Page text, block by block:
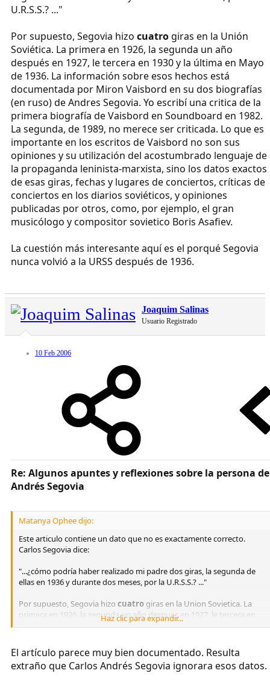
U.R.S.S.? ..."
Por supuesto, Segovia hizo cuatro giras en la Unión
Soviética. La primera en 1926, la segunda un año
después en 1927, le tercera en 1930 y la última en Mayo
de 1936. La información sobre esos hechos está
documentada por Miron Vaisbord en su dos biografías
(en ruso) de Andres Segovia. Yo escribí una critica de la
primera biografía de Vaisbord en Soundboard en 1982.
La segunda, de 1989, no merece ser criticada. Lo que es
importante en los escritos de Vaisbord no son sus
opiniones y su utilización del acostumbrado lenguaje de
la propaganda leninista-marxista, sino los datos exactos
de esas giras, fechas y lugares de conciertos, críticas de
conciertos en los diarios soviéticos, y opiniones
publicadas por otros, como, por ejemplo, el gran
musicólogo y compositor sovietico Boris Asafiev.
La cuestión más interesante aquí es el porqué Segovia
nunca volvió a la URSS después de 1936.
Joaquim Salinas
Usuario Registrado
10 Feb 2006
Re: Algunos apuntes y reflexiones sobre la persona de
Andrés Segovia
Matanya Ophee dijo:
Este articulo contiene un dato que no es exactamente correcto.
Carlos Segovia dice:
"...¿cómo podría haber realizado mi padre dos giras, la segunda de
ellas en 1936 y durante dos meses, por la U.R.S.S.? ..."
Por supuesto, Segovia hizo cuatro giras en la Union Sovietica. La
primera en 1926, la segunda un año despues en 1927, le tercera en
1930 y la ultima en Mayo de 1936.
a la URSS despues de 1936.
Haz clic para expandir...
El artículo parece muy bien documentado. Resulta
extraño que Carlos Andrés Segovia ignorara esos datos.